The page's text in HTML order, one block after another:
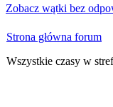
Zobacz wątki bez
Strona główna forum
Wszystkie czasy w